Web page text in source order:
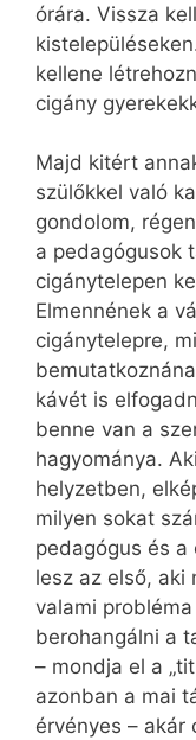
órára. Vissza
kellene
cigány
Majd kitért
szülőkkel való
gondolom,
a pedagógusok
cigánytelepen
Elmennének a
cigánytelepre,
kávét is
benne van a
hagyománya.
helyzetben,
milyen sokat
pedagógus és
lesz az első, aki
valami
berohangálni a
– mondja el a
azonban a mai
érvényes – akár